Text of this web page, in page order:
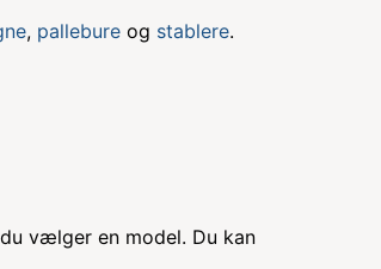
, pallebure og stablere.
vælger en model. Du kan